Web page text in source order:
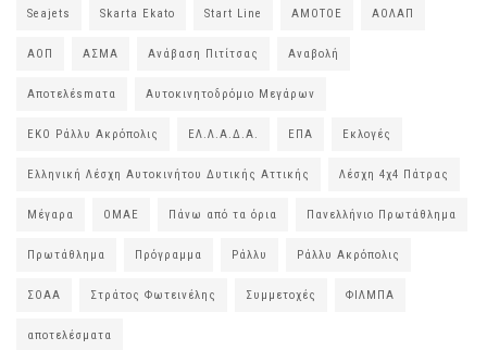
Seajets Skarta Ekato Start Line ΑΜΟΤΟΕ ΑΟΛΑΠ
ΑΟΠ ΑΣΜΑ Ανάβαση Πιτίτσας Αναβολή
Αποτελέsmατα Αυτοκινητοδρόμιο Μεγάρων
ΕΚΟ Ράλλυ Ακρόπολις ΕΛ.Λ.Α.Δ.Α. ΕΠΑ Εκλογές
Ελληνική Λέσχη Αυτοκινήτου Δυτικής Αττικής Λέσχη 4χ4 Πάτρας
Μέγαρα ΟΜΑΕ Πάνω από τα όρια Πανελλήνιο Πρωτάθλημα
Πρωτάθλημα Πρόγραμμα Ράλλυ Ράλλυ Ακρόπολις
ΣΟΑΑ Στράτος Φωτεινέλης Συμμετοχές ΦΙΛΜΠΑ
αποτελέσματα